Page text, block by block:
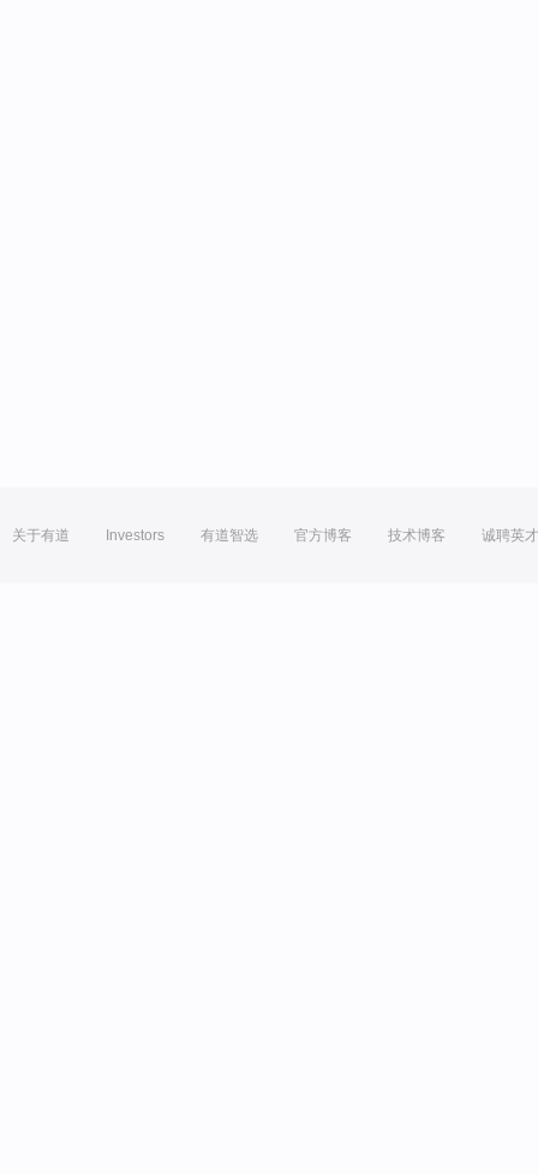
关于有道 Investors 有道智选 官方博客 技术博客 诚聘英才